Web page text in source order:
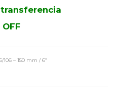
OFF
– 150 mm / 6″